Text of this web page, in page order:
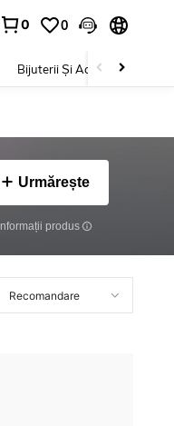
0 0
Bijuterii Și Accesorii
Urmărește
Informații produs